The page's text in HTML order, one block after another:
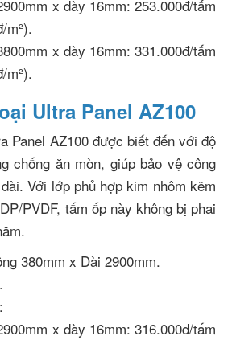
x dày 16mm: 253.000đ/tấm
m²).
x dày 16mm: 331.000đ/tấm
m²).
Ultra Panel AZ100
Panel AZ100 được biết đến với độ
chống ăn mòn, giúp bảo vệ công
Với lớp phủ hợp kim nhôm kẽm
PVDF, tấm ốp này không bị phai
380mm x Dài 2900mm.
x dày 16mm: 316.000đ/tấm